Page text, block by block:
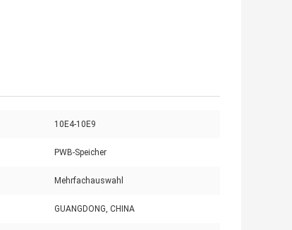
10E4-10E9
PWB-Speicher
Mehrfachauswahl
GUANGDONG, CHINA